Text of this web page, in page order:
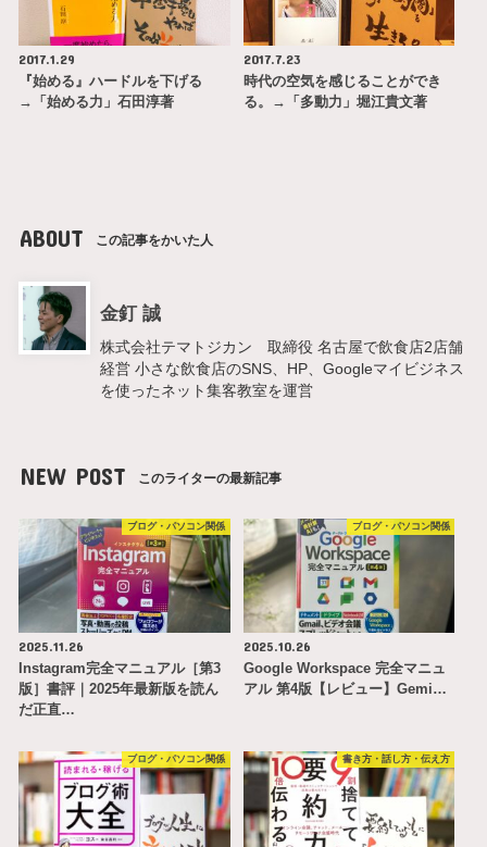
2017.1.29
『始める』ハードルを下げる
→「始める力」石田淳著
2017.7.23
時代の空気を感じることができ
る。→「多動力」堀江貴文著
ABOUT この記事をかいた人
金釘 誠
株式会社テマトジカン 取締役 名古屋で飲食店2店舗
経営 小さな飲食店のSNS、HP、Googleマイビジネス
を使ったネット集客教室を運営
NEW POST このライターの最新記事
ブログ・パソコン関係
2025.11.26
Instagram完全マニュアル［第3
版］書評｜2025年最新版を読ん
だ正直…
ブログ・パソコン関係
2025.10.26
Google Workspace 完全マニュ
アル 第4版【レビュー】Gemi…
ブログ・パソコン関係 書き方・話し方・伝え方